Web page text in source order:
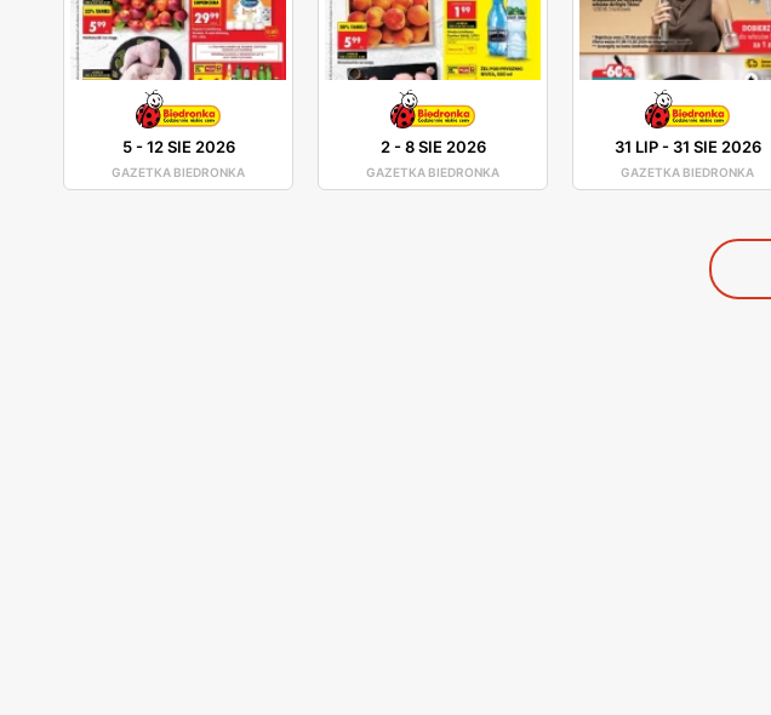
5-12 SIE 2026
GAZETKA BIEDRONKA
2-8 SIE 2026
GAZETKA BIEDRONKA
31 LIP- 31 SIE 2026
GAZETKA BIEDRONKA